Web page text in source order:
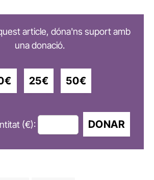
article, dóna'ns suport amb
una donació.
25€ 50€
(€): DONAR